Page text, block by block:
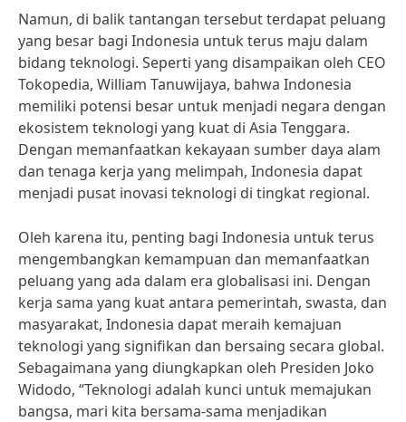
Namun, di balik tantangan tersebut terdapat peluang
yang besar bagi Indonesia untuk terus maju dalam
bidang teknologi. Seperti yang disampaikan oleh CEO
Tokopedia, William Tanuwijaya, bahwa Indonesia
memiliki potensi besar untuk menjadi negara dengan
ekosistem teknologi yang kuat di Asia Tenggara.
Dengan memanfaatkan kekayaan sumber daya alam
dan tenaga kerja yang melimpah, Indonesia dapat
menjadi pusat inovasi teknologi di tingkat regional.
Oleh karena itu, penting bagi Indonesia untuk terus
mengembangkan kemampuan dan memanfaatkan
peluang yang ada dalam era globalisasi ini. Dengan
kerja sama yang kuat antara pemerintah, swasta, dan
masyarakat, Indonesia dapat meraih kemajuan
teknologi yang signifikan dan bersaing secara global.
Sebagaimana yang diungkapkan oleh Presiden Joko
Widodo, “Teknologi adalah kunci untuk memajukan
bangsa, mari kita bersama-sama menjadikan